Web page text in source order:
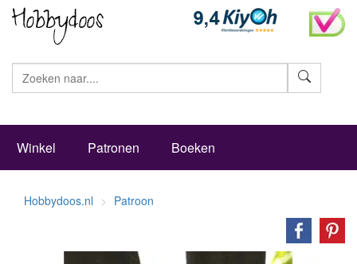
Winkel Patronen Boeken
Hobbydoos.nl Patroon